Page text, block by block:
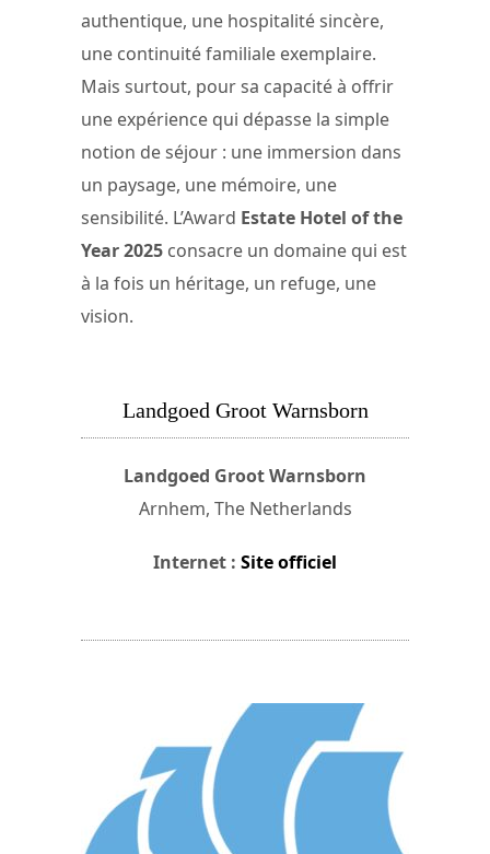
authentique, une hospitalité sincère,
une continuité familiale exemplaire.
Mais surtout, pour sa capacité à offrir
une expérience qui dépasse la simple
notion de séjour : une immersion dans
un paysage, une mémoire, une
sensibilité. L’Award Estate Hotel of the
Year 2025 consacre un domaine qui est
à la fois un héritage, un refuge, une
vision.
Landgoed Groot Warnsborn
Landgoed Groot Warnsborn
Arnhem, The Netherlands
Internet : Site officiel